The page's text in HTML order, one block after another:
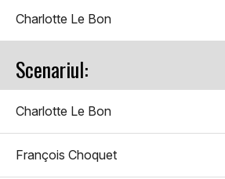
Charlotte Le Bon
Scenariul:
Charlotte Le Bon
François Choquet